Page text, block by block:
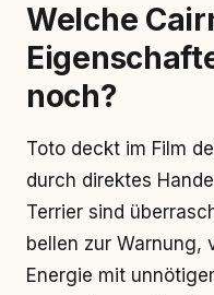
Welche
noch?
Toto deckt im Film
durch direktes
Terrier sind
bellen zur Warnung,
Energie mit